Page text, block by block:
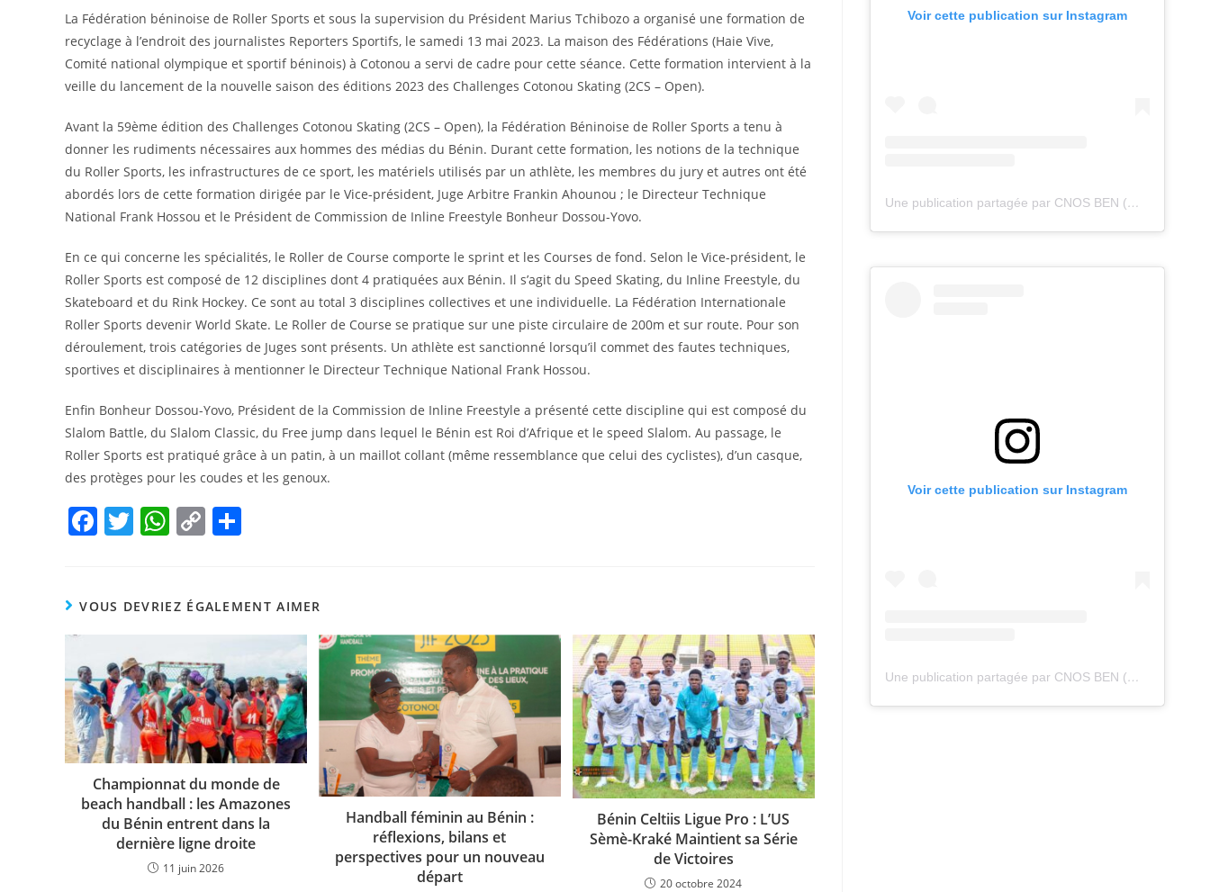
La Fédération béninoise de Roller Sports et sous la supervision du Président Marius Tchibozo a organisé une formation de
recyclage à l’endroit des journalistes Reporters Sportifs, le samedi 13 mai 2023. La maison des Fédérations (Haie Vive,
Comité national olympique et sportif béninois) à Cotonou a servi de cadre pour cette séance. Cette formation intervient à la
veille du lancement de la nouvelle saison des éditions 2023 des Challenges Cotonou Skating (2CS – Open).
Avant la 59ème édition des Challenges Cotonou Skating (2CS – Open), la Fédération Béninoise de Roller Sports a tenu à
donner les rudiments nécessaires aux hommes des médias du Bénin. Durant cette formation, les notions de la technique
du Roller Sports, les infrastructures de ce sport, les matériels utilisés par un athlète, les membres du jury et autres ont été
abordés lors de cette formation dirigée par le Vice-président, Juge Arbitre Frankin Ahounou ; le Directeur Technique
National Frank Hossou et le Président de Commission de Inline Freestyle Bonheur Dossou-Yovo.
En ce qui concerne les spécialités, le Roller de Course comporte le sprint et les Courses de fond. Selon le Vice-président, le
Roller Sports est composé de 12 disciplines dont 4 pratiquées aux Bénin. Il s’agit du Speed Skating, du Inline Freestyle, du
Skateboard et du Rink Hockey. Ce sont au total 3 disciplines collectives et une individuelle. La Fédération Internationale
Roller Sports devenir World Skate. Le Roller de Course se pratique sur une piste circulaire de 200m et sur route. Pour son
déroulement, trois catégories de Juges sont présents. Un athlète est sanctionné lorsqu’il commet des fautes techniques,
sportives et disciplinaires à mentionner le Directeur Technique National Frank Hossou.
Enfin Bonheur Dossou-Yovo, Président de la Commission de Inline Freestyle a présenté cette discipline qui est composé du
Slalom Battle, du Slalom Classic, du Free jump dans lequel le Bénin est Roi d’Afrique et le speed Slalom. Au passage, le
Roller Sports est pratiqué grâce à un patin, à un maillot collant (même ressemblance que celui des cyclistes), d’un casque,
des protèges pour les coudes et les genoux.
F
e
o
o
k
T
er
W
s
p
p
C
y
Li
n
k
g
er
VOUS DEVRIEZ ÉGALEMENT AIMER
Championnat du monde de
beach handball : les Amazones
du Bénin entrent dans la
dernière ligne droite
11 juin 2026
Handball féminin au Bénin :
réflexions, bilans et
perspectives pour un nouveau
départ
Bénin Celtiis Ligue Pro : L’US
Sèmè-Kraké Maintient sa Série
de Victoires
20 octobre 2024
Voir cette publication sur Instagram
Une publication partagée par CNOS BEN (@cnos_ben)
Voir cette publication sur Instagram
Une publication partagée par CNOS BEN (@cnos_ben)